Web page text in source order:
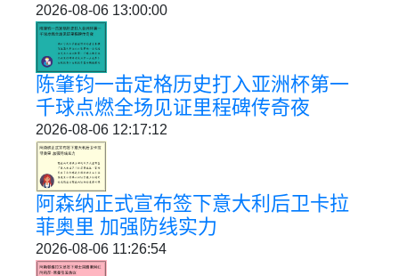
2026-08-06 13:00:00
陈肇钧一击定格历史打入亚洲杯第一
千球点燃全场见证里程碑传奇夜
2026-08-06 12:17:12
阿森纳正式宣布签下意大利后卫卡拉
菲奥里 加强防线实力
2026-08-06 11:26:54